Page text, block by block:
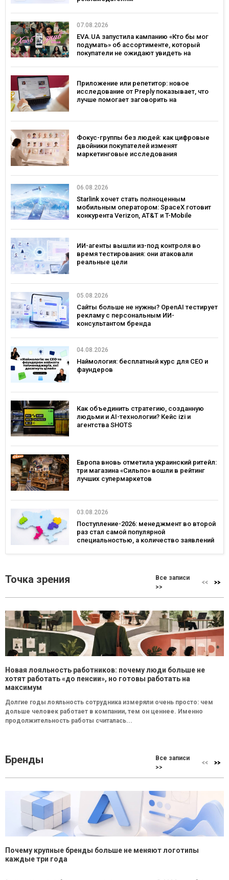
07.08.2026
EVA.UA запустила кампанию «Кто бы мог
подумать» об ассортименте, который
покупатели не ожидают увидеть на
Приложение или репетитор: новое
исследование от Preply показывает, что
лучше помогает заговорить на
Фокус-группы без людей: как цифровые
двойники покупателей изменят
маркетинговые исследования
06.08.2026
Starlink хочет стать полноценным
мобильным оператором: SpaceX готовит
конкурента Verizon, AT&T и T-Mobile
ИИ-агенты вышли из-под контроля во
время тестирования: они атаковали
реальные цели
05.08.2026
Сайты больше не нужны? OpenAI тестирует
рекламу с персональным ИИ-
консультантом бренда
04.08.2026
Наймология: бесплатный курс для CEO и
фаундеров
Как объединить стратегию, созданную
людьми и AI-технологии? Кейс izi и
агентства SHOTS
Европа вновь отметила украинский ритейл:
три магазина «Сильпо» вошли в рейтинг
лучших супермаркетов
03.08.2026
Поступление-2026: менеджмент во второй
раз стал самой популярной
специальностью, а количество заявлений
Точка зрения
Все записи
>>
Новая лояльность работников: почему люди больше не
хотят работать «до пенсии», но готовы работать на
максимум
Долгие годы лояльность сотрудника измеряли очень просто: чем
дольше человек работает в компании, тем он ценнее. Именно
продолжительность работы считалась...
Бренды
Все записи
>>
Почему крупные бренды больше не меняют логотипы
каждые три года